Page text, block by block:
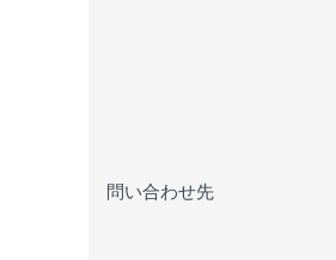
問い合わせ先